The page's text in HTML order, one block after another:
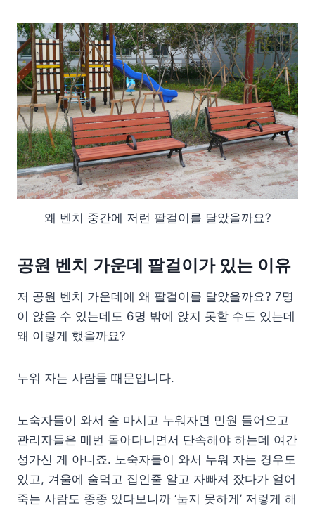
왜 벤치 중간에 저런 팔걸이를 달았을까요?
공원 벤치 가운데 팔걸이가 있는 이유
저 공원 벤치 가운데에 왜 팔걸이를 달았을까요? 7명
이 앉을 수 있는데도 6명 밖에 앉지 못할 수도 있는데
왜 이렇게 했을까요?
누워 자는 사람들 때문입니다.
노숙자들이 와서 술 마시고 누워자면 민원 들어오고
관리자들은 매번 돌아다니면서 단속해야 하는데 여간
성가신 게 아니죠. 노숙자들이 와서 누워 자는 경우도
있고, 겨울에 술먹고 집인줄 알고 자빠져 잤다가 얼어
죽는 사람도 종종 있다보니까 ‘눕지 못하게’ 저렇게 해